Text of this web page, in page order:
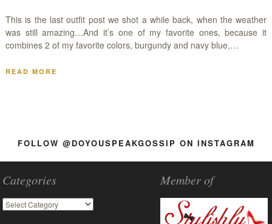
This is the last outfit post we shot a while back, when the weather
was still amazing…And it’s one of my favorite ones, because it
combines 2 of my favorite colors, burgundy and navy blue,…
READ MORE
FOLLOW @DOYOUSPEAKGOSSIP ON INSTAGRAM
Categories Member of